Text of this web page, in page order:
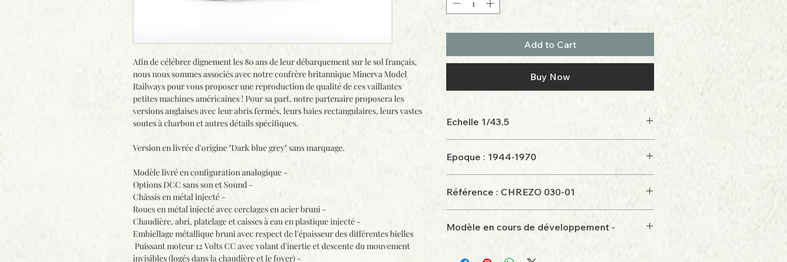
Afin de célébrer dignement les 80 ans de leur débarquement sur le sol français,
nous nous sommes associés avec notre confrère britannique Minerva Model
Railways pour vous proposer une reproduction de qualité de ces vaillantes
petites machines américaines ! Pour sa part, notre partenaire proposera les
versions anglaises avec leur abris fermés, leurs baies rectangulaires, leurs vastes
soutes à charbon et autres détails spécifiques.
Version en livrée d'origine "Dark blue grey" sans marquage.
Modèle livré en configuration analogique -
Options DCC sans son et Sound -
Châssis en métal injecté -
Roues en métal injecté avec cerclages en acier bruni -
Chaudière, abri, platelage et caisses à eau en plastique injecté -
Embiellage métallique bruni avec respect de l'épaisseur des différentes bielles
Puissant moteur 12 Volts CC avec volant d'inertie et descente du mouvement
invisibles (logés dans la chaudière et le foyer) -
Add to Cart
Buy Now
Echelle 1/43,5
Epoque : 1944-1970
Référence : CHREZO 030-01
Modèle en cours de développement -